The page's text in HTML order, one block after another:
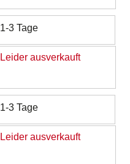
1-3 Tage
Leider ausverkauft
1-3 Tage
Leider ausverkauft